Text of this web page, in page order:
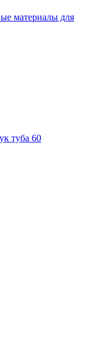
материалы для
туба 60